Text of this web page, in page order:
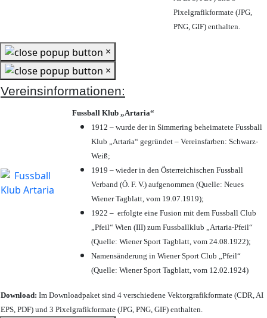
Pixelgrafikformate (JPG,
PNG, GIF) enthalten.
×
×
Vereinsinformationen:
Fussball Klub „Artaria“
1912 – wurde der in Simmering beheimatete Fussball
Klub „Artaria“ gegründet – Vereinsfarben: Schwarz-
Weiß;
1919 – wieder in den Österreichischen Fussball
Verband (Ö. F. V.) aufgenommen (Quelle: Neues
Wiener Tagblatt, vom 19.07.1919);
1922 – erfolgte eine Fusion mit dem Fussball Club
„Pfeil“ Wien (III) zum Fussballklub „Artaria-Pfeil“
(Quelle: Wiener Sport Tagblatt, vom 24.08.1922);
Namensänderung in Wiener Sport Club „Pfeil“
(Quelle: Wiener Sport Tagblatt, vom 12.02.1924)
Download: Im Downloadpaket sind 4 verschiedene Vektorgrafikformate (CDR, AI
EPS, PDF) und 3 Pixelgrafikformate (JPG, PNG, GIF) enthalten.